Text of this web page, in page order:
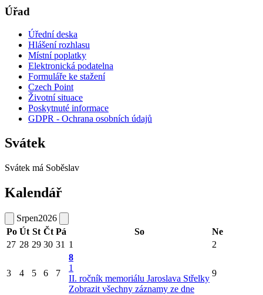
Úřad
Úřední deska
Hlášení rozhlasu
Místní poplatky
Elektronická podatelna
Formuláře ke stažení
Czech Point
Životní situace
Poskytnuté informace
GDPR - Ochrana osobních údajů
Svátek
Svátek má Soběslav
Kalendář
Srpen2026
Po Út St Čt Pá So
Ne
27 28 29 30 31 1 2
3 4 5 6 7
8
1
II. ročník memoriálu Jaroslava Střelky
Zobrazit všechny záznamy ze dne
9